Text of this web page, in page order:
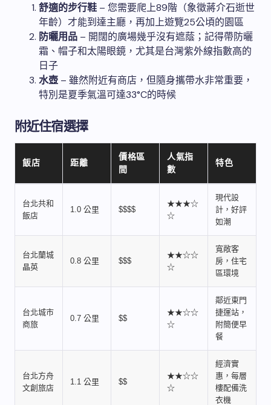
舒適的步行鞋 – 您需要爬上89階（象徵蔣介石逝世
年齡）才能到達主廳，再加上遊覽25公頃的園區
防曬用品 – 開闊的廣場幾乎沒有遮蔭；記得帶防曬
霜、帽子和太陽眼鏡，尤其是台灣紫外線指數高的
日子
水壺 – 雖然附近有商店，但隨身攜帶水非常重要，
特別是夏季氣溫可達33°C的時候
附近住宿選擇
飯店 距離
價格區
間
人氣指
數
特色
台北共和
飯店
1.0 公里 $$$$
★★★☆
☆
現代設
計，好評
如潮
台北蘭城
晶英
0.8 公里 $$$
★★☆☆
☆
寬敞客
房，住宅
區環境
台北城市
商旅
0.7 公里 $$
★★☆☆
☆
鄰近東門
捷運站，
附簡便早
餐
台北方舟
文創旅店
1.1 公里 $$
★★☆☆
☆
經濟實
惠，每層
樓配備洗
衣機